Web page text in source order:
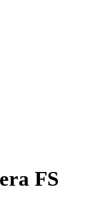
FS